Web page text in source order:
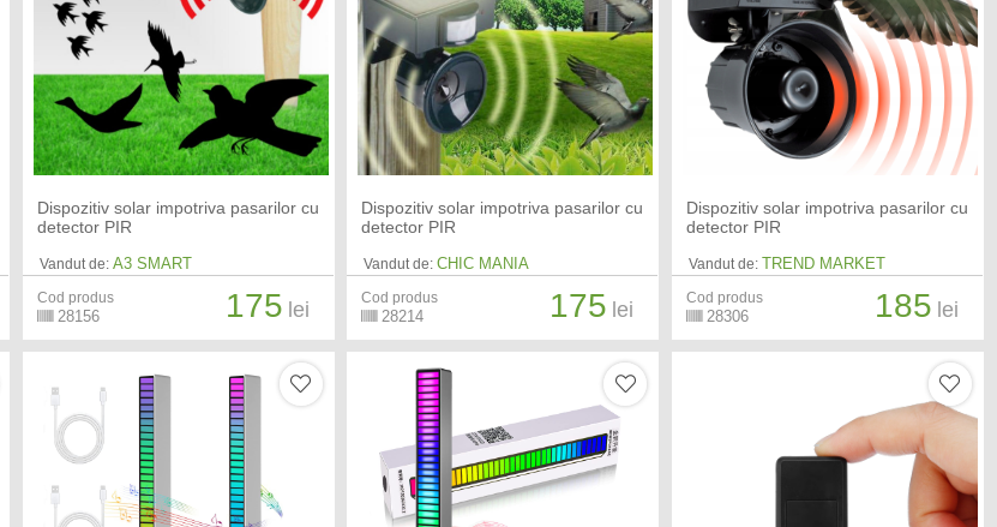
Dispozitiv solar impotriva pasarilor cu
detector PIR
Vandut de: A3 SMART
Cod produs
28156 175 lei
Dispozitiv solar impotriva pasarilor cu
detector PIR
Vandut de: CHIC MANIA
Cod produs
28214 175 lei
Dispozitiv solar impotriva pasarilor cu
detector PIR
Vandut de: TREND MARKET
Cod produs
28306 185 lei